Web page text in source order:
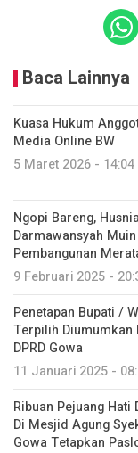
Baca Lainnya
Kuasa Hukum
Media Online BW
5 Maret 2026 - 14:04
Ngopi Bareng,
Darmawansyah
Pembangunan
9 Februari 2025 -
Penetapan Bupati /
Terpilih Diumumkan
DPRD Gowa
11 Januari 2025 -
Ribuan Pejuang Hati
Di Mesjid Agung
Gowa Tetapkan